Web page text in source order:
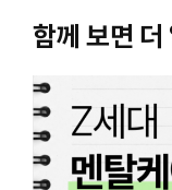
함께 보면